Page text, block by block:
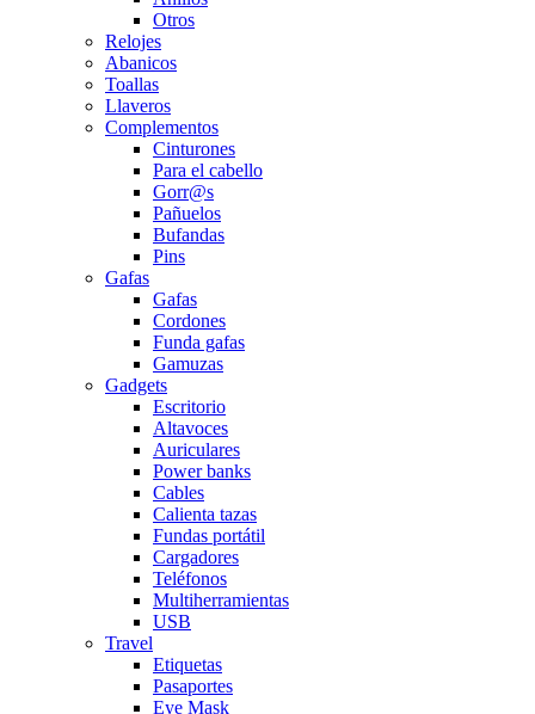
Otros
Relojes
Abanicos
Toallas
Llaveros
Complementos
Cinturones
Para el cabello
Gorr@s
Pañuelos
Bufandas
Pins
Gafas
Gafas
Cordones
Funda gafas
Gamuzas
Gadgets
Escritorio
Altavoces
Auriculares
Power banks
Cables
Calienta tazas
Fundas portátil
Cargadores
Teléfonos
Multiherramientas
USB
Travel
Etiquetas
Pasaportes
Eye Mask